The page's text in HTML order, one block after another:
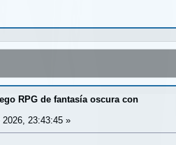
RPG de fantasía oscura con
23:43:45 »